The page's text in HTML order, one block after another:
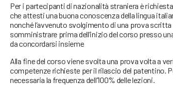
Per i partecipanti di nazionalità straniera è
che attesti una buona conoscenza della lingua
nonché l’avvenuto svolgimento di una prova
somministrare prima dell’inizio del corso presso
da concordarsi insieme
Alla fine del corso viene svolta una prova volta a
competenze richieste per il rilascio del patentino.
necessaria la frequenza dell’100% delle lezioni.